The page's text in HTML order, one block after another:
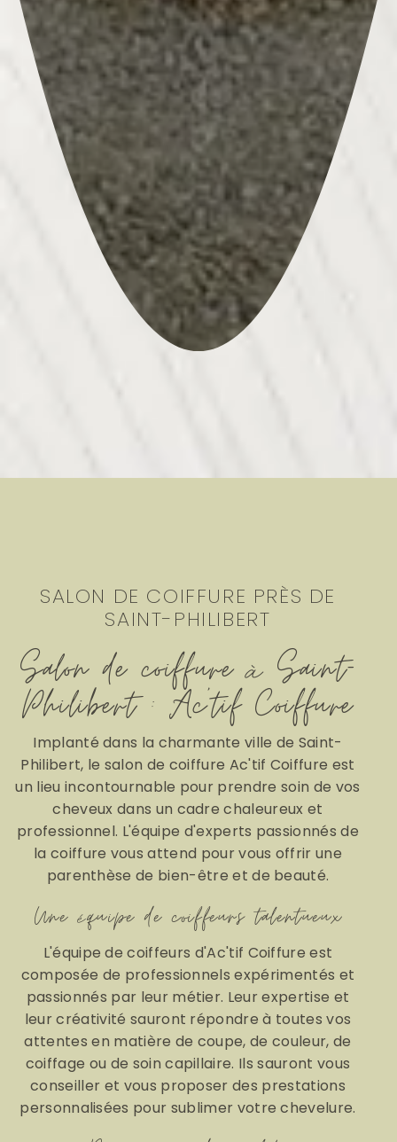
SALON DE COIFFURE PRÈS DE
SAINT-PHILIBERT
Salon de coiffure à Saint-
Philibert : Ac'tif Coiffure
Implanté dans la charmante ville de Saint-
Philibert, le salon de coiffure Ac'tif Coiffure est
un lieu incontournable pour prendre soin de vos
cheveux dans un cadre chaleureux et
professionnel. L'équipe d'experts passionnés de
la coiffure vous attend pour vous offrir une
parenthèse de bien-être et de beauté.
Une équipe de coiffeurs talentueux
L'équipe de coiffeurs d'Ac'tif Coiffure est
composée de professionnels expérimentés et
passionnés par leur métier. Leur expertise et
leur créativité sauront répondre à toutes vos
attentes en matière de coupe, de couleur, de
coiffage ou de soin capillaire. Ils sauront vous
conseiller et vous proposer des prestations
personnalisées pour sublimer votre chevelure.